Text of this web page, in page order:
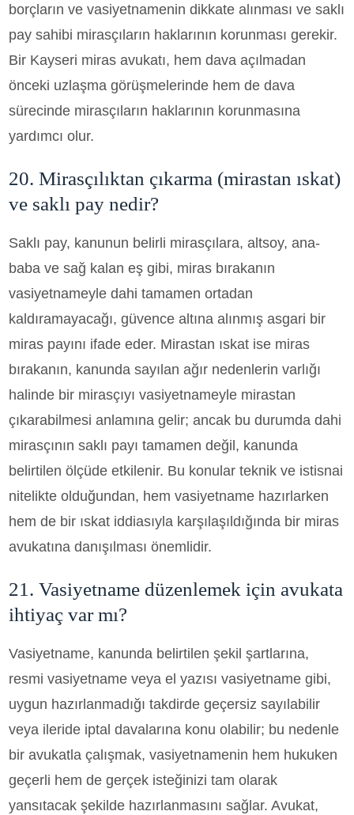
borçların ve vasiyetnamenin dikkate alınması ve saklı
pay sahibi mirasçıların haklarının korunması gerekir.
Bir Kayseri miras avukatı, hem dava açılmadan
önceki uzlaşma görüşmelerinde hem de dava
sürecinde mirasçıların haklarının korunmasına
yardımcı olur.
20. Mirasçılıktan çıkarma (mirastan ıskat)
ve saklı pay nedir?
Saklı pay, kanunun belirli mirasçılara, altsoy, ana-
baba ve sağ kalan eş gibi, miras bırakanın
vasiyetnameyle dahi tamamen ortadan
kaldıramayacağı, güvence altına alınmış asgari bir
miras payını ifade eder. Mirastan ıskat ise miras
bırakanın, kanunda sayılan ağır nedenlerin varlığı
halinde bir mirasçıyı vasiyetnameyle mirastan
çıkarabilmesi anlamına gelir; ancak bu durumda dahi
mirasçının saklı payı tamamen değil, kanunda
belirtilen ölçüde etkilenir. Bu konular teknik ve istisnai
nitelikte olduğundan, hem vasiyetname hazırlarken
hem de bir ıskat iddiasıyla karşılaşıldığında bir miras
avukatına danışılması önemlidir.
21. Vasiyetname düzenlemek için avukata
ihtiyaç var mı?
Vasiyetname, kanunda belirtilen şekil şartlarına,
resmi vasiyetname veya el yazısı vasiyetname gibi,
uygun hazırlanmadığı takdirde geçersiz sayılabilir
veya ileride iptal davalarına konu olabilir; bu nedenle
bir avukatla çalışmak, vasiyetnamenin hem hukuken
geçerli hem de gerçek isteğinizi tam olarak
yansıtacak şekilde hazırlanmasını sağlar. Avukat,